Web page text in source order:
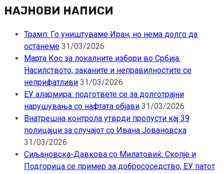
НАЈНОВИ НАПИСИ
Трамп: Го уништуваме Иран, но нема долго да
останеме 31/03/2026
Марта Кос за локалните избори во Србија:
Насилството, заканите и неправилностите се
неприфатливи 31/03/2026
ЕУ алармира: подгответе се за долготрајни
нарушувања со нафтата објави 31/03/2026
Внатрешна контрола утврди пропусти кај 39
полицајци за случајот со Ивана Јовановска
31/03/2026
Сиљановска-Давкова со Милатовиќ: Скопје и
Подгорица се пример за добрососедство, ЕУ патот